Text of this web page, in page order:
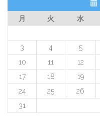
月
火 水
3
4 5
10
11 12
17
18 19
24
25 26
31